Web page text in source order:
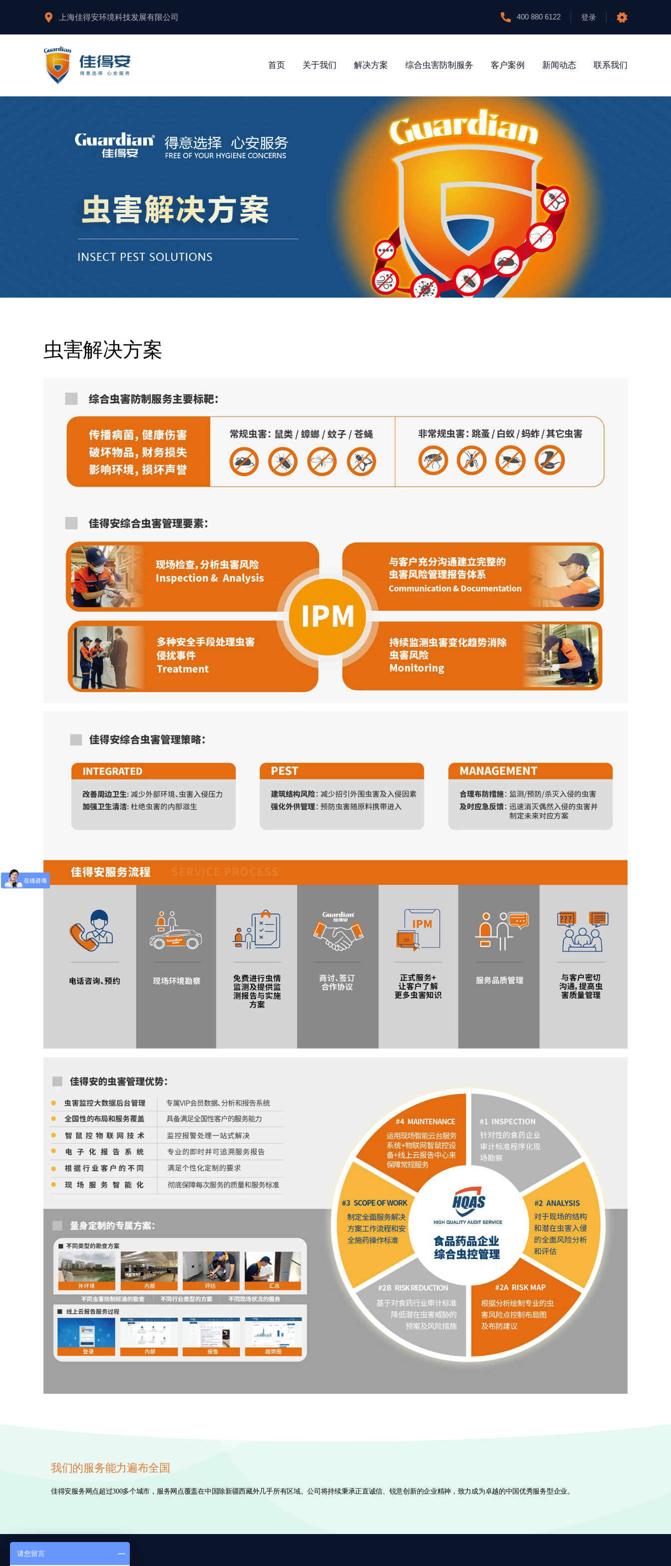
上海佳得安环境科技发展有限公司 400 880 6122 登录
首页 关于我们 解决方案 综合虫害防制服务 客户案例 新闻动态 联系我们
虫害解决方案
我们的服务能力遍布全国
佳得安服务网点超过300多个城市，服务网点覆盖在中国除新疆西藏外几乎所有区域。公司将持续秉承正直诚信、锐意创新的企业精神，致力成为卓越的中国优秀服务型企业。
请您留言